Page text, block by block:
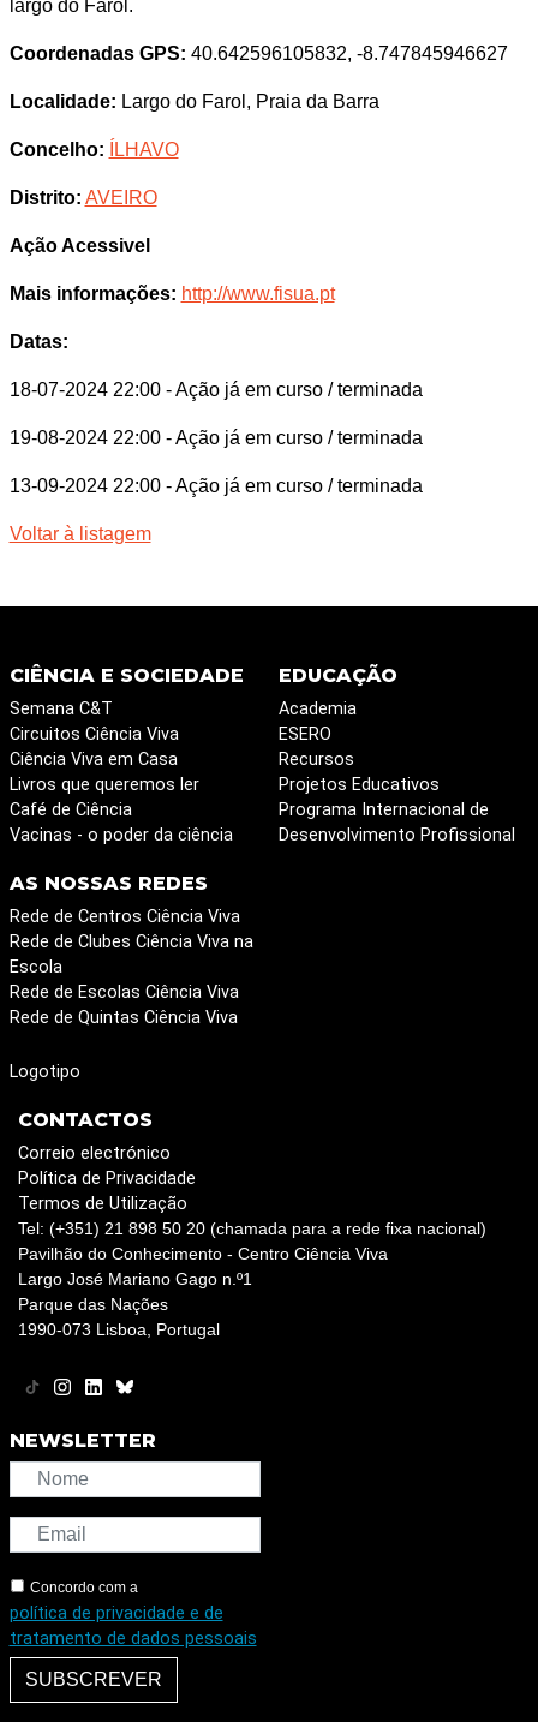
largo do Farol.
Coordenadas GPS: 40.642596105832, -8.747845946627
Localidade: Largo do Farol, Praia da Barra
Concelho: ÍLHAVO
Distrito: AVEIRO
Ação Acessivel
Mais informações: http://www.fisua.pt
Datas:
18-07-2024 22:00 - Ação já em curso / terminada
19-08-2024 22:00 - Ação já em curso / terminada
13-09-2024 22:00 - Ação já em curso / terminada
Voltar à listagem
CIÊNCIA E SOCIEDADE
Semana C&T
Circuitos Ciência Viva
Ciência Viva em Casa
Livros que queremos ler
Café de Ciência
Vacinas - o poder da ciência
EDUCAÇÃO
Academia
ESERO
Recursos
Projetos Educativos
Programa Internacional de
Desenvolvimento Profissional
AS NOSSAS REDES
Rede de Centros Ciência Viva
Rede de Clubes Ciência Viva na
Escola
Rede de Escolas Ciência Viva
Rede de Quintas Ciência Viva
Logotipo
CONTACTOS
Correio electrónico
Política de Privacidade
Termos de Utilização
Tel: (+351) 21 898 50 20 (chamada para a rede fixa nacional)
Pavilhão do Conhecimento - Centro Ciência Viva
Largo José Mariano Gago n.º1
Parque das Nações
1990-073 Lisboa, Portugal
NEWSLETTER
Concordo com a
política de privacidade e de
tratamento de dados pessoais
SUBSCREVER